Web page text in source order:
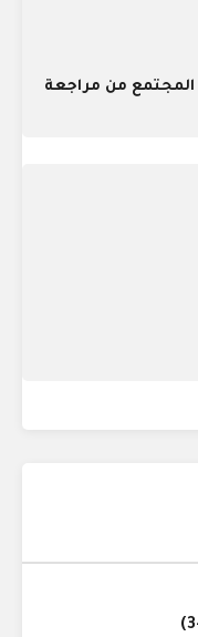
المجتمع من مراجعة